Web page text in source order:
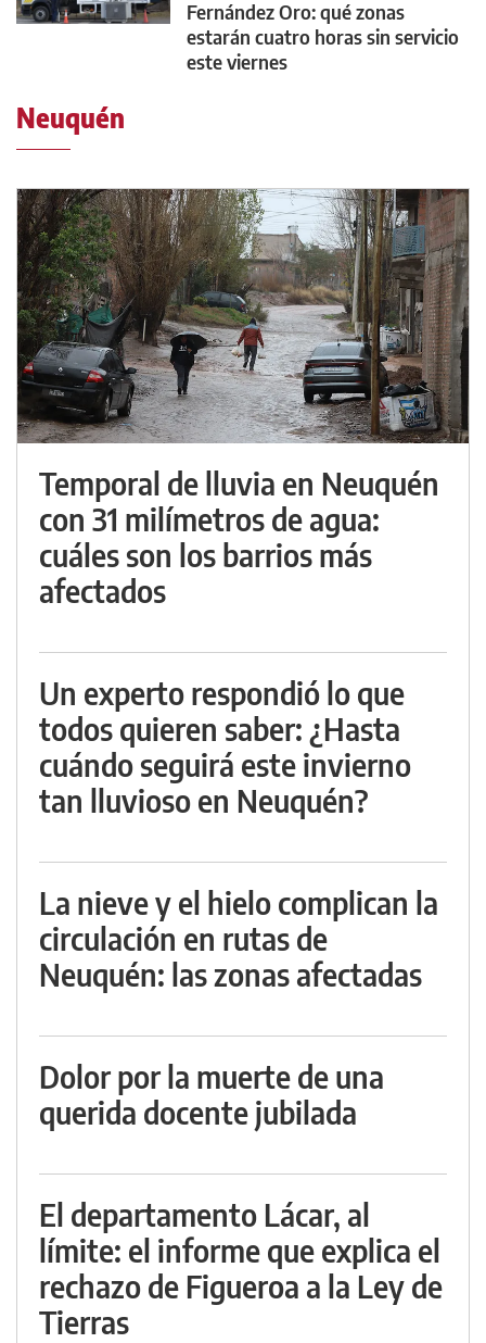
Fernández Oro: qué zonas
estarán cuatro horas sin servicio
este viernes
Neuquén
Temporal de lluvia en Neuquén
con 31 milímetros de agua:
cuáles son los barrios más
afectados
Un experto respondió lo que
todos quieren saber: ¿Hasta
cuándo seguirá este invierno
tan lluvioso en Neuquén?
La nieve y el hielo complican la
circulación en rutas de
Neuquén: las zonas afectadas
Dolor por la muerte de una
querida docente jubilada
El departamento Lácar, al
límite: el informe que explica el
rechazo de Figueroa a la Ley de
Tierras